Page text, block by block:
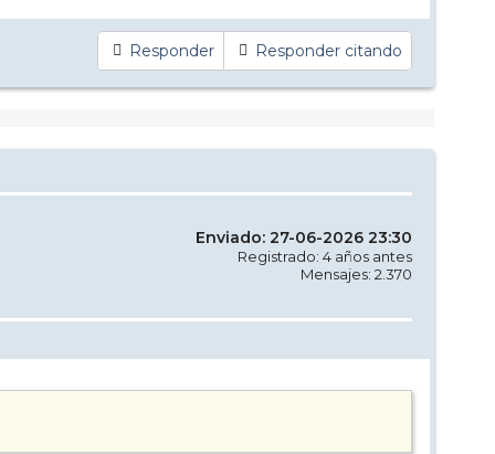
Responder Responder citando
Enviado: 27-06-2026 23:30
Registrado: 4 años antes
Mensajes: 2.370